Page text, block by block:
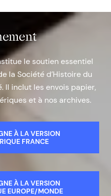
le soutien essentiel
la Société d’Histoire du
Il inclut les envois papier,
et à nos archives.
À LA VERSION
FRANCE
À LA VERSION
EUROPE/MONDE